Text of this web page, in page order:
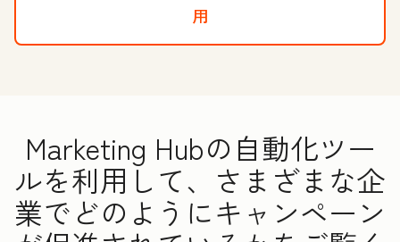
用
Marketing Hubの自動化ツー
ルを利用して、さまざまな企
業でどのようにキャンペーン